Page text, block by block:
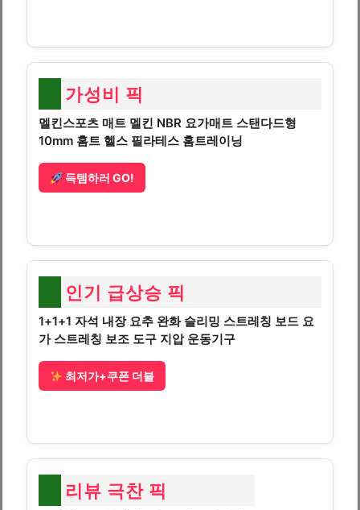
가성비 픽
멜킨스포츠 매트 멜킨 NBR 요가매트 스탠다드형
10mm 홈트 헬스 필라테스 홈트레이닝
득템하러 GO!
인기 급상승 픽
1+1+1 자석 내장 요추 완화 슬리밍 스트레칭 보드 요
가 스트레칭 보조 도구 지압 운동기구
최저가+쿠폰 더블
리뷰 극찬 픽